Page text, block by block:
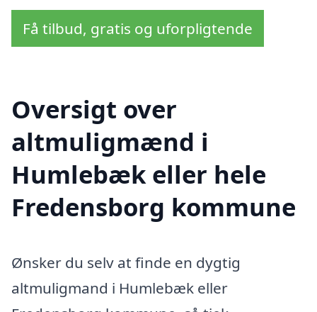
Få tilbud, gratis og uforpligtende
Oversigt over
altmuligmænd i
Humlebæk eller hele
Fredensborg kommune
Ønsker du selv at finde en dygtig
altmuligmand i Humlebæk eller